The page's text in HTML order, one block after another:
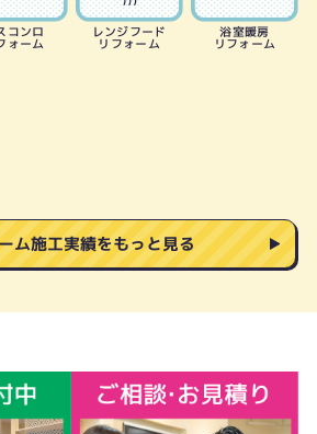
コンロ
ォーム
レンジフード
リフォーム
浴室暖房
リフォーム
ム施工実績をもっと見る